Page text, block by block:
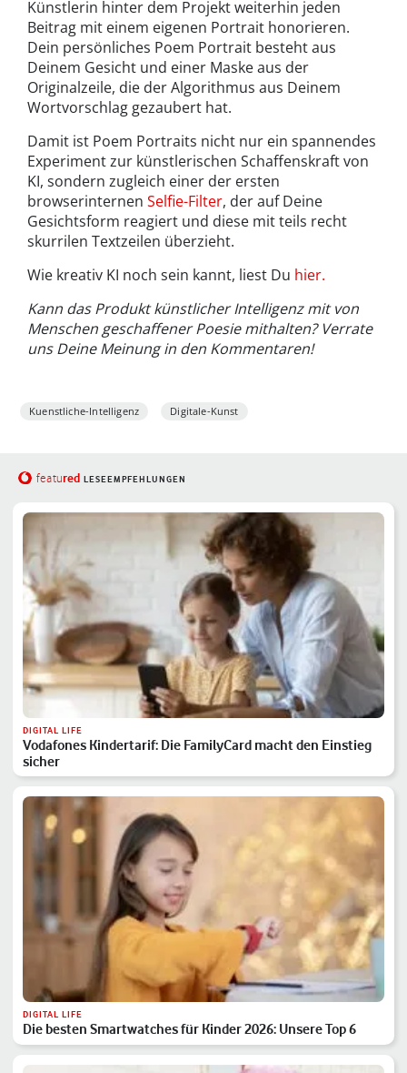
Künstlerin hinter dem Projekt weiterhin jeden
Beitrag mit einem eigenen Portrait honorieren.
Dein persönliches Poem Portrait besteht aus
Deinem Gesicht und einer Maske aus der
Originalzeile, die der Algorithmus aus Deinem
Wortvorschlag gezaubert hat.
Damit ist Poem Portraits nicht nur ein spannendes
Experiment zur künstlerischen Schaffenskraft von
KI, sondern zugleich einer der ersten
browserinternen Selfie-Filter, der auf Deine
Gesichtsform reagiert und diese mit teils recht
skurrilen Textzeilen überzieht.
Wie kreativ KI noch sein kannt, liest Du hier.
Kann das Produkt künstlicher Intelligenz mit von
Menschen geschaffener Poesie mithalten? Verrate
uns Deine Meinung in den Kommentaren!
Kuenstliche-Intelligenz Digitale-Kunst
featured LESEEMPFEHLUNGEN
DIGITAL LIFE
Vodafones Kindertarif: Die FamilyCard macht den Einstieg
sicher
DIGITAL LIFE
Die besten Smartwatches für Kinder 2026: Unsere Top 6